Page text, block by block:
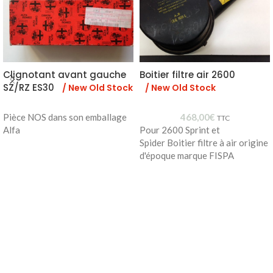
Clignotant avant gauche
SZ/RZ ES30
/ New Old Stock
Pièce NOS dans son emballage
Alfa
Boitier filtre air 2600
/ New Old Stock
468,00€ TTC
Pour 2600 Sprint et
Spider Boitier filtre à air origine
d'époque marque FISPA